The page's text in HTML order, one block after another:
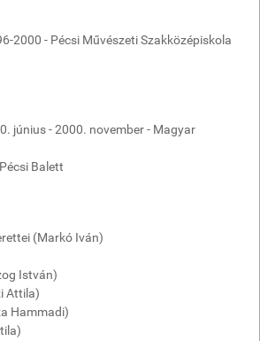
2000 - Pécsi Művészeti Szakközépiskola
június - 2000. november - Magyar
Balett
(Markó Iván)
István)
Attila)
Hammadi)